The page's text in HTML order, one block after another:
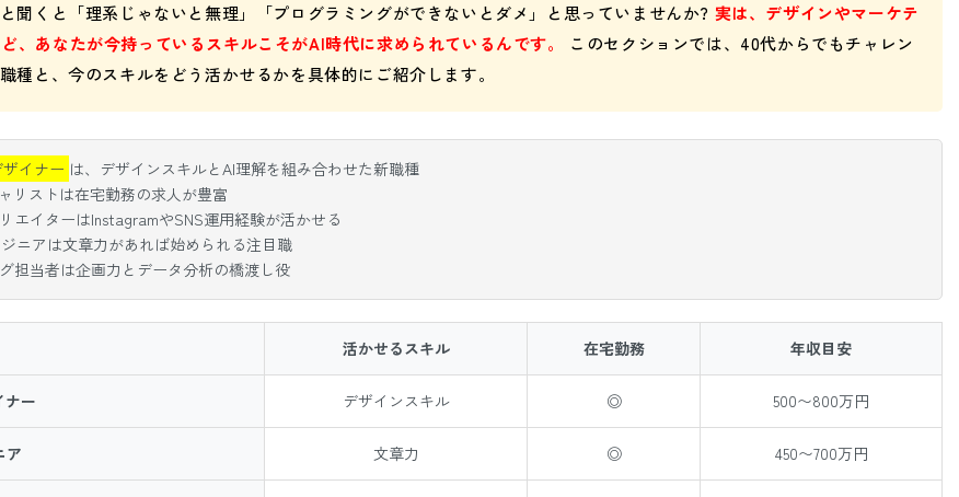
聞くと「理系じゃないと無理」「プログラミングができないとダメ」と思っていませんか? 実は、デザインやマーケテ
、あなたが今持っているスキルこそがAI時代に求められているんです。
このセクションでは、40代からでもチャレン
種と、今のスキルをどう活かせるかを具体的にご紹介します。
イナー は、デザインスキルとAI理解を組み合わせた新職種
リストは在宅勤務の求人が豊富
エイターはInstagramやSNS運用経験が活かせる
ニアは文章力があれば始められる注目職
担当者は企画力とデータ分析の橋渡し役
活かせるスキル 在宅勤務 年収目安
ナー デザインスキル ◎ 500〜800万円
ア 文章力 ◎ 450〜700万円